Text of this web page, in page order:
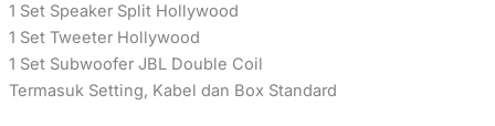
1 Set Speaker Split Hollywood
1 Set Tweeter Hollywood
1 Set Subwoofer JBL Double Coil
Termasuk Setting, Kabel dan Box Standard